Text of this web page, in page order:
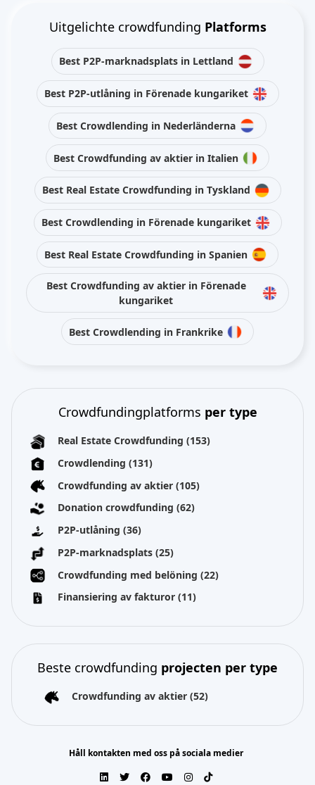
Uitgelichte crowdfunding Platforms
Best P2P-marknadsplats in Lettland
Best P2P-utlåning in Förenade kungariket
Best Crowdlending in Nederländerna
Best Crowdfunding av aktier in Italien
Best Real Estate Crowdfunding in Tyskland
Best Crowdlending in Förenade kungariket
Best Real Estate Crowdfunding in Spanien
Best Crowdfunding av aktier in Förenade
kungariket
Best Crowdlending in Frankrike
Crowdfundingplatforms per type
Real Estate Crowdfunding (153)
Crowdlending (131)
Crowdfunding av aktier (105)
Donation crowdfunding (62)
P2P-utlåning (36)
P2P-marknadsplats (25)
Crowdfunding med belöning (22)
Finansiering av fakturor (11)
Beste crowdfunding projecten per type
Crowdfunding av aktier (52)
Håll kontakten med oss på sociala medier